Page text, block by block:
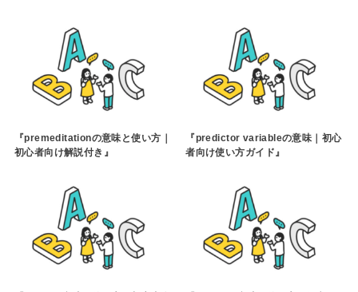
『premeditationの意味と使い方｜
初心者向け解説付き』
『predictor variableの意味｜初心
者向け使い方ガイド』